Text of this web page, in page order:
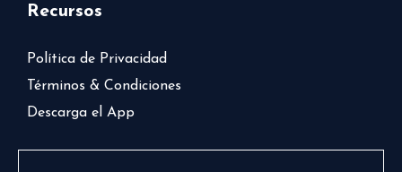
Recursos
Política de Privacidad
Términos & Condiciones
Descarga el App